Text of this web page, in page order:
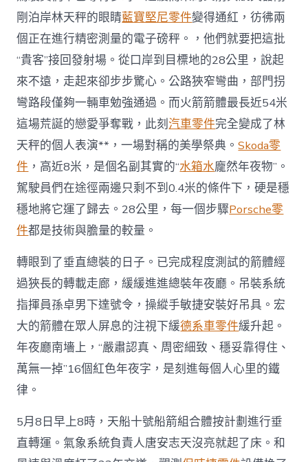
發
射
任
務〉
中
剛泊岸林天秤的眼睛藍寶堅尼零件變得通紅，彷彿兩
個正在進行精密測量的電子磅秤。，他們就要把這批
“貴客”接回發射場。從口岸到目標地的28公里，說起
來不遠，走起來卻步步驚心。公路狹窄彎曲，部門拐
彎路段僅夠一輛車勉強通過。而火箭箭體最長近54米
這場荒誕的戀愛爭奪戰，此刻汽車零件完全變成了林
天秤的個人表演**，一場對稱的美學祭典。Skoda零
件 ，高近8米，是個名副其實的“水箱水龐然年夜物”。
駕駛員們在途徑兩邊只剩不到0.4米的條件下，硬是穩
穩地將它運了歸去。28公里，每一個步驟Porsche零
件都是技術與膽量的較量。
轉眼到了垂直總裝的日子。已完成程度測試的箭體經
過狹長的轉載走廊，緩緩進進總裝年夜廳。吊裝系統
指揮員孫卓男下達號令，操縱手敏捷安裝好吊具。宏
大的箭體在眾人屏息的注視下緩德系車零件緩升起。
年夜廳南墻上，“嚴肅認真、周密細致、穩妥靠得住、
萬無一掉”16個紅色年夜字，是刻進每個人心里的鐵
律。
5月8日早上8時，天船十號船箭組合體按計劃進行垂
直轉運。氣象系統負責人唐安志天沒亮就起了床。和